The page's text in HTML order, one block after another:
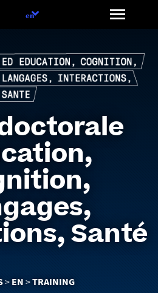
to
Santé
EN TRAINING
Language
en